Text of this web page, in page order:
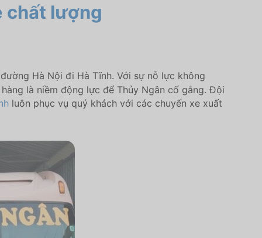
chất lượng
Hà Nội đi Hà Tĩnh. Với sự nỗ lực không
là niềm động lực để Thủy Ngân cố gắng. Đội
luôn phục vụ quý khách với các chuyến xe xuất